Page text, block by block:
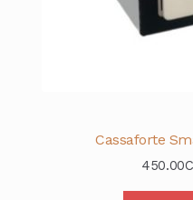
Cassaforte
450.00